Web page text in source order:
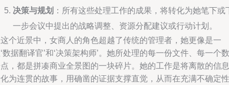
决策与规划 ：所有这些处理工作的成果，将转化为她笔下或
一步会议中提出的战略调整、资源分配建议或行动计划。
个近景中，女商人的角色超越了传统的管理者，她更像是一
数据翻译官’和‘决策架构师’。她所处理的每一份文件、每一个数
，都是拼凑商业全景图的一块碎片。她的工作是将离散的信息
为连贯的故事，用确凿的证据支撑直觉，从而在充满不确定性